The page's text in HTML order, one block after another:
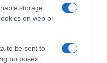
storage
on web or
to be sent to
purposes.
nácik a
kifejezni.